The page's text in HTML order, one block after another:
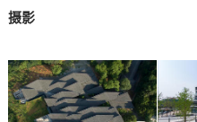
摄影